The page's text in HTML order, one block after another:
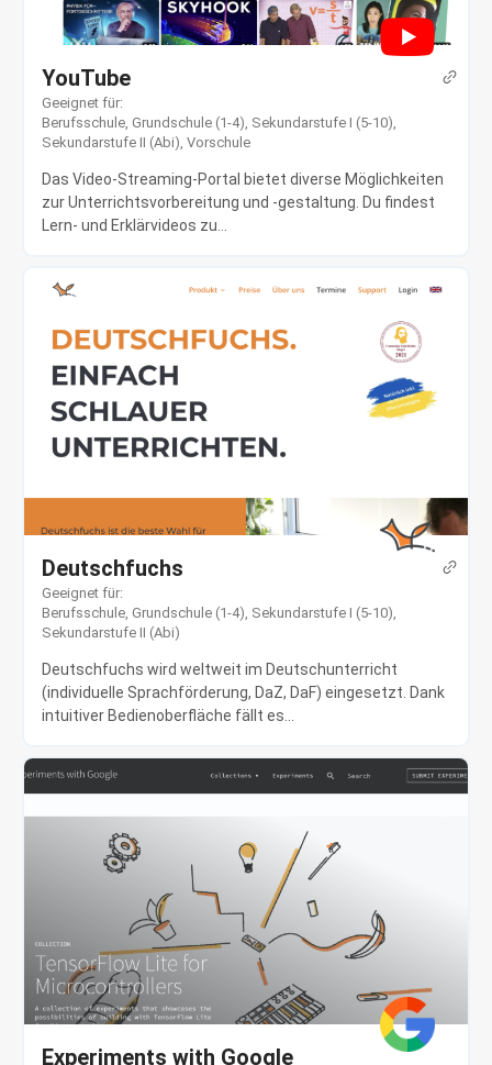
YouTube
Geeignet für:
Berufsschule, Grundschule (1-4), Sekundarstufe I (5-10),
Sekundarstufe II (Abi), Vorschule
Das Video-Streaming-Portal bietet diverse Möglichkeiten
zur Unterrichtsvorbereitung und -gestaltung. Du findest
Lern- und Erklärvideos zu...
Deutschfuchs
Geeignet für:
Berufsschule Grundschule (1-4) Sekundarstufe I (5-10)
Sekundarstufe II (Abi)
Deutschfuchs wird weltweit im Deutschunterricht
(individuelle Sprachförderung, DaZ, DaF) eingesetzt. Dank
intuitiver Bedienoberfläche fällt es...
Experiments with Google